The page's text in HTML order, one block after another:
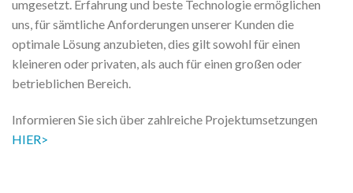
umgesetzt. Erfahrung und beste Technologie ermöglichen
uns, für sämtliche Anforderungen unserer Kunden die
optimale Lösung anzubieten, dies gilt sowohl für einen
kleineren oder privaten, als auch für einen großen oder
betrieblichen Bereich.
Informieren Sie sich über zahlreiche Projektumsetzungen
HIER>